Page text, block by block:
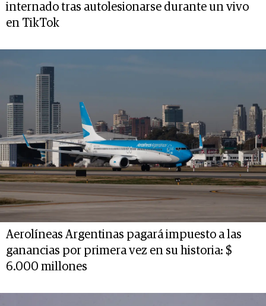
internado tras autolesionarse durante un vivo
en TikTok
Aerolíneas Argentinas pagará impuesto a las
ganancias por primera vez en su historia: $
6.000 millones